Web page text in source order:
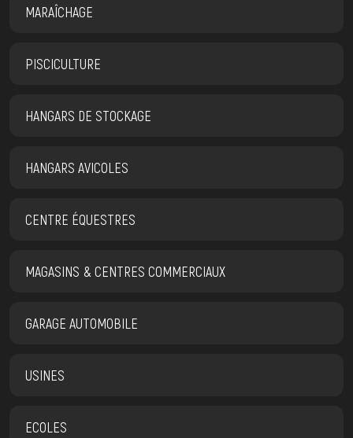
MARAÎCHAGE
PISCICULTURE
HANGARS DE STOCKAGE
HANGARS AVICOLES
CENTRE ÉQUESTRES
MAGASINS & CENTRES COMMERCIAUX
GARAGE AUTOMOBILE
USINES
ECOLES